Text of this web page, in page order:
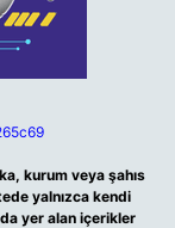
kurum veya şahıs
yalnızca kendi
yer alan içerikler